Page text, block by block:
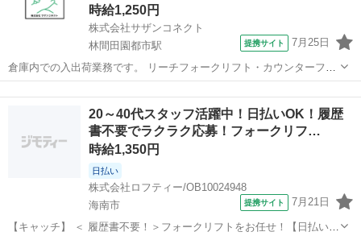
時給1,250円
株式会社サザンコネクト
林間田園都市駅
提携サイト 7月25日
倉庫内での入出荷業務です。 リーチフォークリフト・カウンターフォ
ークリフトの両方を使用し、 商品の入出庫や運搬、積み込み・積み下
ろし作業を行っていただきます。 【POINT】 出張面接・WEB面接対
応可能！ 土日祝休み！...20～40代スタッフ活躍中！日払いOK！履歴
書不要でラクラク応募！フォークリフ…
時給1,350円
日払い
株式会社ロフティー/OB10024948
海南市
提携サイト 7月21日
【キャッチ】 ＜ 履歴書不要！＞フォークリフトをお任せ！【日払い＆